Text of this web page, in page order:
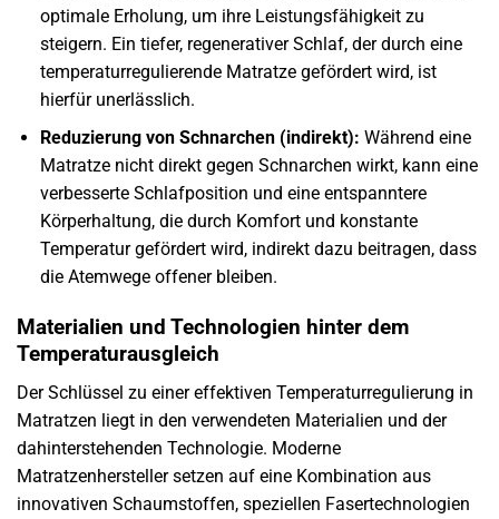
optimale Erholung, um ihre Leistungsfähigkeit zu
steigern. Ein tiefer, regenerativer Schlaf, der durch eine
temperaturregulierende Matratze gefördert wird, ist
hierfür unerlässlich.
Reduzierung von Schnarchen (indirekt): Während eine
Matratze nicht direkt gegen Schnarchen wirkt, kann eine
verbesserte Schlafposition und eine entspanntere
Körperhaltung, die durch Komfort und konstante
Temperatur gefördert wird, indirekt dazu beitragen, dass
die Atemwege offener bleiben.
Materialien und Technologien hinter dem
Temperaturausgleich
Der Schlüssel zu einer effektiven Temperaturregulierung in
Matratzen liegt in den verwendeten Materialien und der
dahinterstehenden Technologie. Moderne
Matratzenhersteller setzen auf eine Kombination aus
innovativen Schaumstoffen, speziellen Fasertechnologien